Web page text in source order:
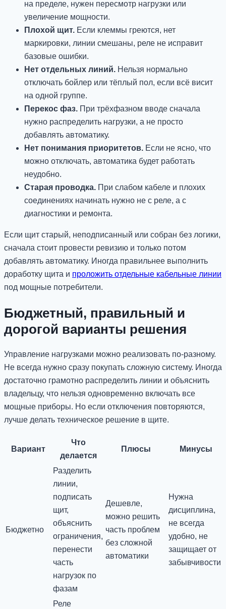
на пределе, нужен пересмотр нагрузки или
увеличение мощности.
Плохой щит. Если клеммы греются, нет
маркировки, линии смешаны, реле не исправит
базовые ошибки.
Нет отдельных линий. Нельзя нормально
отключать бойлер или тёплый пол, если всё висит
на одной группе.
Перекос фаз. При трёхфазном вводе сначала
нужно распределить нагрузки, а не просто
добавлять автоматику.
Нет понимания приоритетов. Если не ясно, что
можно отключать, автоматика будет работать
неудобно.
Старая проводка. При слабом кабеле и плохих
соединениях начинать нужно не с реле, а с
диагностики и ремонта.
Если щит старый, неподписанный или собран без логики,
сначала стоит провести ревизию и только потом
добавлять автоматику. Иногда правильнее выполнить
доработку щита и проложить отдельные кабельные линии
под мощные потребители.
Бюджетный, правильный и
дорогой варианты решения
Управление нагрузками можно реализовать по-разному.
Не всегда нужно сразу покупать сложную систему. Иногда
достаточно грамотно распределить линии и объяснить
владельцу, что нельзя одновременно включать все
мощные приборы. Но если отключения повторяются,
лучше делать техническое решение в щите.
Вариант
Что
делается
Плюсы Минусы
Бюджетно
Разделить
линии,
подписать
щит,
объяснить
ограничения,
перенести
часть
нагрузок по
фазам
Дешевле,
можно решить
часть проблем
без сложной
автоматики
Нужна
дисциплина,
не всегда
удобно, не
защищает от
забывчивости
Реле